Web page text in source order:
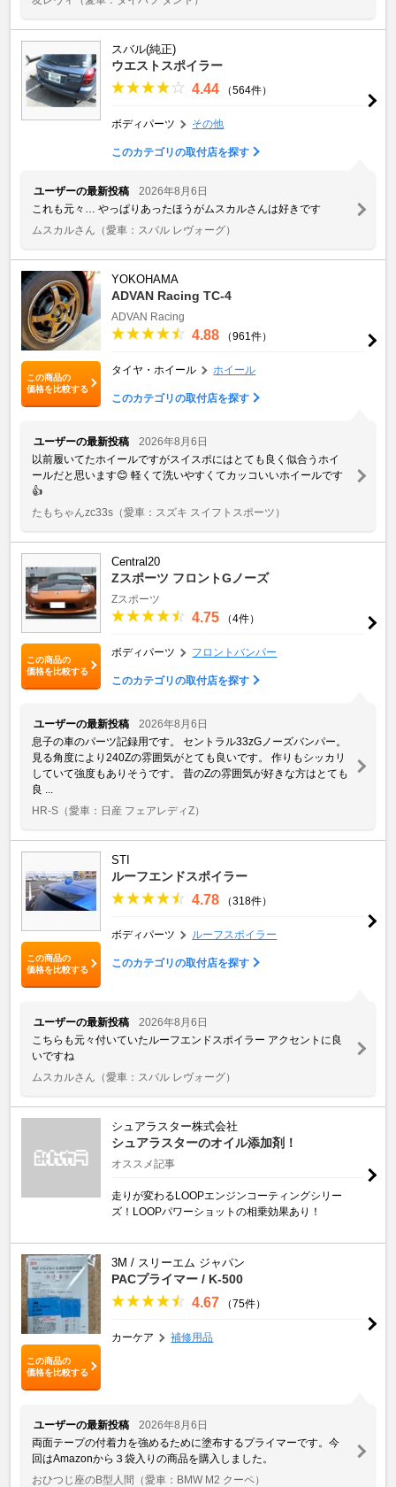
スバル(純正)
ウエストスポイラー
4.44 （564件）
ボディパーツ その他
このカテゴリの取付店を探す
ユーザーの最新投稿
2026年8月6日
これも元々… やっぱりあったほうがムスカルさんは好きです
ムスカルさん （愛車：スバル レヴォーグ）
この商品の
価格を比較する
YOKOHAMA
ADVAN Racing TC-4
ADVAN Racing
4.88 （961件）
タイヤ・ホイール ホイール
このカテゴリの取付店を探す
ユーザーの最新投稿
2026年8月6日
以前履いてたホイールですがスイスポにはとても良く似合うホイ
ールだと思います😊 軽くて洗いやすくてカッコいいホイールです
👍
たもちゃんzc33s （愛車：スズキ スイフトスポーツ）
この商品の
価格を比較する
Central20
Zスポーツ フロントGノーズ
Zスポーツ
4.75 （4件）
ボディパーツ フロントバンパー
このカテゴリの取付店を探す
ユーザーの最新投稿
2026年8月6日
息子の車のパーツ記録用です。 セントラル33zGノーズバンパー。
見る角度により240Zの雰囲気がとても良いです。 作りもシッカリ
していて強度もありそうです。 昔のZの雰囲気が好きな方はとても
良 ...
HR-S （愛車：日産 フェアレディZ）
この商品の
価格を比較する
STI
ルーフエンドスポイラー
4.78 （318件）
ボディパーツ ルーフスポイラー
このカテゴリの取付店を探す
ユーザーの最新投稿
2026年8月6日
こちらも元々付いていたルーフエンドスポイラー アクセントに良
いですね
ムスカルさん （愛車：スバル レヴォーグ）
シュアラスター株式会社
シュアラスターのオイル添加剤！
オススメ記事
走りが変わるLOOPエンジンコーティングシリー
ズ！LOOPパワーショットの相乗効果あり！
この商品の
価格を比較する
3M / スリーエム ジャパン
PACプライマー / K‐500
4.67 （75件）
カーケア 補修用品
ユーザーの最新投稿
2026年8月6日
両面テープの付着力を強めるために塗布するプライマーです。今
回はAmazonから３袋入りの商品を購入しました。
おひつじ座のB型人間 （愛車：BMW M2 クーペ）